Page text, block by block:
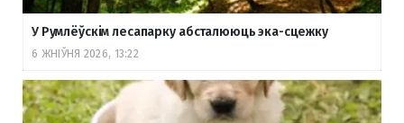
У Румлёўскім лесапарку абсталююць эка-сцежку
6 ЖНІЎНЯ 2026, 13:22